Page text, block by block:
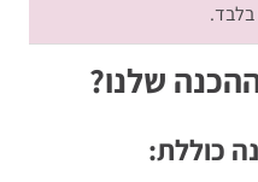
בלבד.
שלנו?
כוללת: